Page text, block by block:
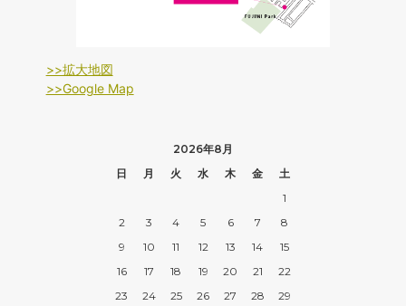
>>拡大地図
>>Google Map
2026年8月
日
月 火 水 木 金
土
1
2
3 4 5 6 7
8
9
10 11 12 13 14
15
16
17 18 19 20 21
22
23
24 25 26 27 28
29